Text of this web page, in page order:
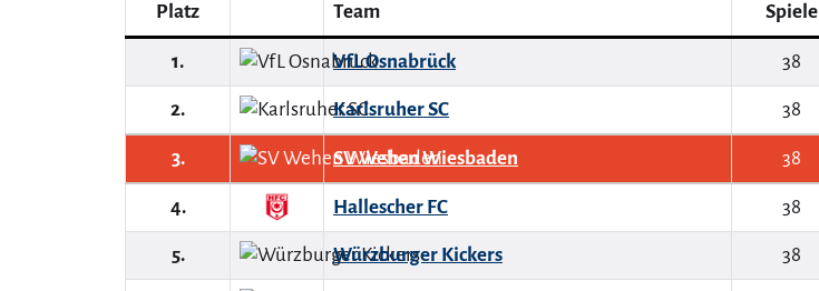
Platz Team Spiele
1. VfL Osnabrück 38
2. Karlsruher SC 38
3. SV Wehen Wiesbaden 38
4. Hallescher FC 38
5. Würzburger Kickers 38